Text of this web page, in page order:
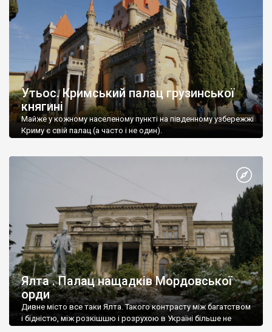
Утьос. Кримський палац грузинської
княгині
Майже у кожному населеному пункті на південному узбережжі
Криму є свій палац (а часто і не один).
Ялта . Палац нащадків Мордовської
орди
Дивне місто все таки Ялта. Такого контрасту між багатством
і бідністю, між розкішшю і розрухою в Україні більше не